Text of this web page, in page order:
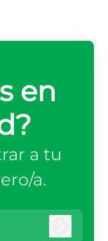
en
a tu
a.